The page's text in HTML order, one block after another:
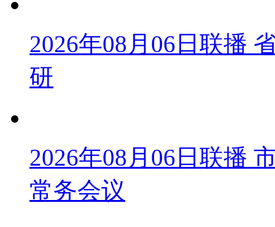
2026年08月06日联播
研
2026年08月06日联播
常务会议